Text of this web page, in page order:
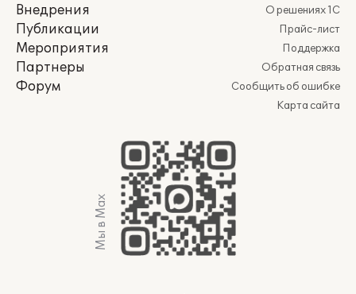
Внедрения
Публикации
Мероприятия
Партнеры
Форум
О решениях 1С
Прайс-лист
Поддержка
Обратная связь
Сообщить об ошибке
Карта сайта
Мы в Max